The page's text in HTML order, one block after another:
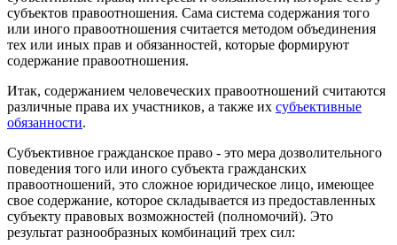
субъектов правоотношения. Сама система содержания того
или иного правоотношения считается методом объединения
тех или иных прав и обязанностей, которые формируют
содержание правоотношения.
Итак, содержанием человеческих правоотношений считаются
различные права их участников, а также их субъективные
обязанности.
Субъективное гражданское право - это мера дозволительного
поведения того или иного субъекта гражданских
правоотношений, это сложное юридическое лицо, имеющее
свое содержание, которое складывается из предоставленных
субъекту правовых возможностей (полномочий). Это
результат разнообразных комбинаций трех сил: